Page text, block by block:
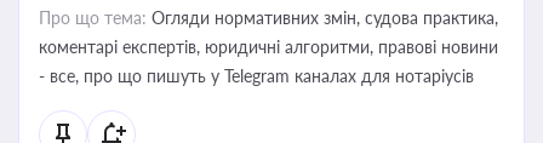
Про що тема: Огляди нормативних змін, судова практика,
коментарі експертів, юридичні алгоритми, правові новини
- все, про що пишуть у Telegram каналах для нотаріусів